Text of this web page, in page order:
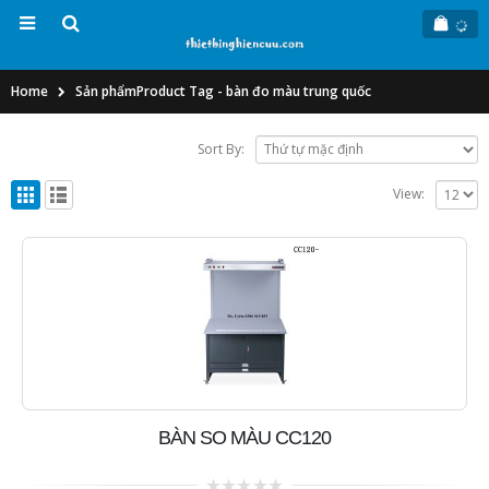
Home Sản phẩmProduct Tag - bàn đo màu trung quốc
Sort By:
View:
BÀN SO MÀU CC120